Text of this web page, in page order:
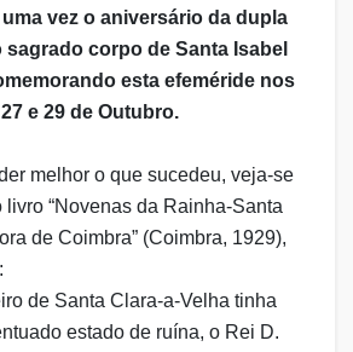
vez o aniversário da dupla
corpo de Santa Isabel
esta efeméride nos
e 29 de Outubro.
melhor o que sucedeu, veja-se
livro “Novenas da Rainha-Santa
de Coimbra” (Coimbra, 1929),
de Santa Clara-a-Velha tinha
estado de ruína, o Rei D.